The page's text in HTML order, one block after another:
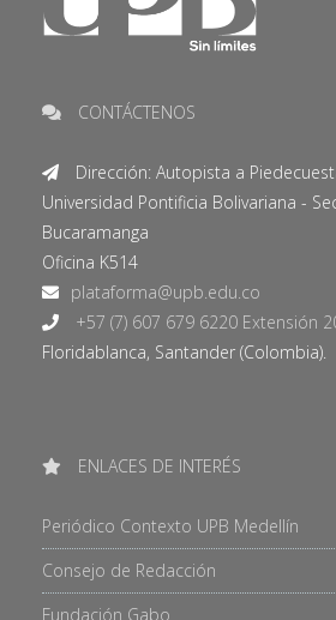
CONTÁCTENOS
Dirección: Autopista a
Universidad Pontificia Bolivariana -
Bucaramanga
Oficina K514
+57 (7) 607 679 6220 Extensión
Floridablanca, Santander (Colombia).
ENLACES DE INTERÉS
Periódico Contexto UPB Medellín
Consejo de Redacción
Fundación Gabo